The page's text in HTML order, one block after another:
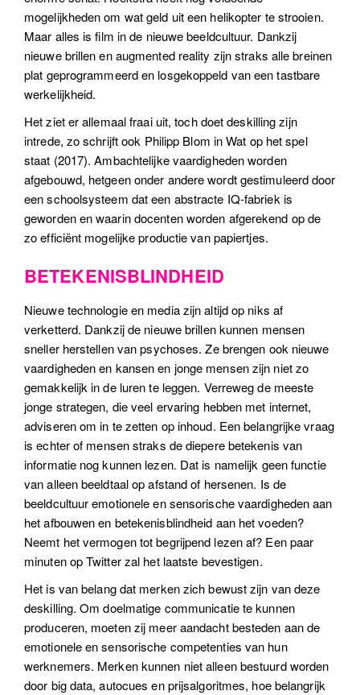
mogelijkheden om wat geld uit een helikopter te strooien.
Maar alles is film in de nieuwe beeldcultuur. Dankzij
nieuwe brillen en augmented reality zijn straks alle breinen
plat geprogrammeerd en losgekoppeld van een tastbare
werkelijkheid.
Het ziet er allemaal fraai uit, toch doet deskilling zijn
intrede, zo schrijft ook Philipp Blom in Wat op het spel
staat (2017). Ambachtelijke vaardigheden worden
afgebouwd, hetgeen onder andere wordt gestimuleerd door
een schoolsysteem dat een abstracte IQ-fabriek is
geworden en waarin docenten worden afgerekend op de
zo efficiënt mogelijke productie van papiertjes.
BETEKENISBLINDHEID
Nieuwe technologie en media zijn altijd op niks af
verketterd. Dankzij de nieuwe brillen kunnen mensen
sneller herstellen van psychoses. Ze brengen ook nieuwe
vaardigheden en kansen en jonge mensen zijn niet zo
gemakkelijk in de luren te leggen. Verreweg de meeste
jonge strategen, die veel ervaring hebben met internet,
adviseren om in te zetten op inhoud. Een belangrijke vraag
is echter of mensen straks de diepere betekenis van
informatie nog kunnen lezen. Dat is namelijk geen functie
van alleen beeldtaal op afstand of hersenen. Is de
beeldcultuur emotionele en sensorische vaardigheden aan
het afbouwen en betekenisblindheid aan het voeden?
Neemt het vermogen tot begrijpend lezen af? Een paar
minuten op Twitter zal het laatste bevestigen.
Het is van belang dat merken zich bewust zijn van deze
deskilling. Om doelmatige communicatie te kunnen
produceren, moeten zij meer aandacht besteden aan de
emotionele en sensorische competenties van hun
werknemers. Merken kunnen niet alleen bestuurd worden
door big data, autocues en prijsalgoritmes, hoe belangrijk